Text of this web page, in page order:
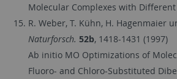
Molecular Complexes with Different
R. Weber, T. Kühn, H. Hagenmaier
Naturforsch. 52b, 1418-1431 (1997)
Ab initio MO Optimizations of
Fluoro- and Chloro-Substituted